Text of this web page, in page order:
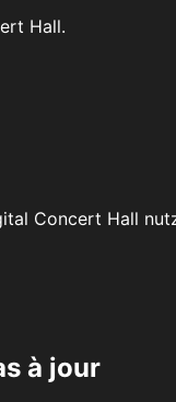
Hall.
Concert Hall
à jour